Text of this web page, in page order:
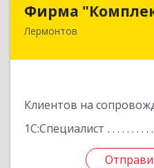
Фирма
Лермонтов
Клиентов на
1С:Специалист
357348,